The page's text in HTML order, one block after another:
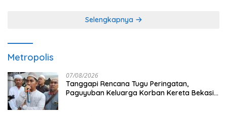
Selengkapnya
Metropolis
07/08/2026
Tanggapi Rencana Tugu Peringatan,
Paguyuban Keluarga Korban Kereta Bekasi